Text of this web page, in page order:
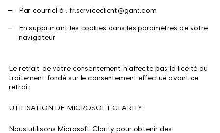
Par courriel à : fr.serviceclient@gant.com
En supprimant les cookies dans les paramètres de votre
navigateur
Le retrait de votre consentement n'affecte pas la licéité du
traitement fondé sur le consentement effectué avant ce
retrait.
UTILISATION DE MICROSOFT CLARITY :
Nous utilisons Microsoft Clarity pour obtenir des